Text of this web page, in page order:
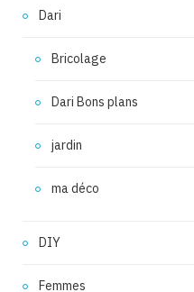
Dari
Bricolage
Dari Bons plans
jardin
ma déco
DIY
Femmes